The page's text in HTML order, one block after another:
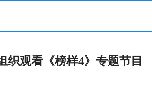
织观看《榜样4》专题节目